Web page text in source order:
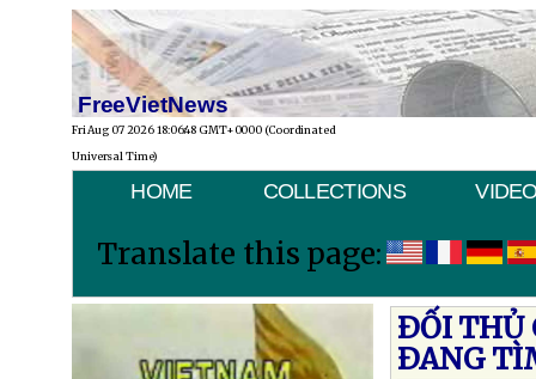
FreeVietNews
Fri Aug 07 2026 18:06:48 GMT+0000 (Coordinated
Universal Time)
HOME COLLECTIONS
Translate this page:
ÐỐI THỦ
ÐANG